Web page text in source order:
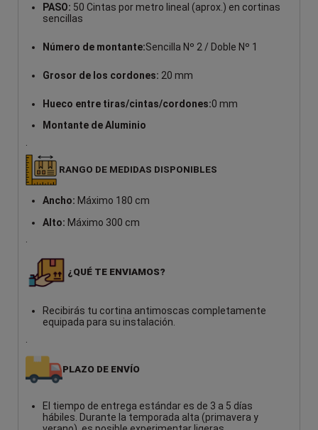
PASO: 50 Cintas por metro lineal (aprox.) en cortinas
sencillas
Número de montante:Sencilla Nº 2 / Doble Nº 1
Grosor de los cordones: 20 mm
Hueco entre tiras/cintas/cordones:0 mm
Montante de Aluminio
RANGO DE MEDIDAS DISPONIBLES
Ancho: Máximo 180 cm
Alto: Máximo 300 cm
¿QUÉ TE ENVIAMOS?
Recibirás tu cortina antimoscas completamente
equipada para su instalación.
PLAZO DE ENVÍO
El tiempo de entrega estándar es de 3 a 5 días
hábiles. Durante la temporada alta (primavera y